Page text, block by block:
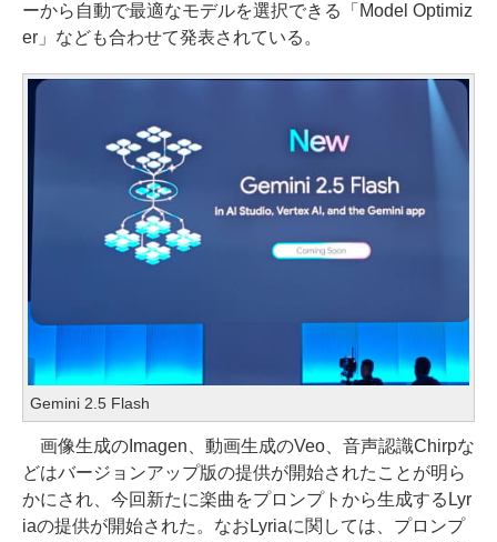
ーから自動で最適なモデルを選択できる「Model Optimiz
er」なども合わせて発表されている。
Gemini 2.5 Flash
画像生成のImagen、動画生成のVeo、音声認識Chirpな
どはバージョンアップ版の提供が開始されたことが明ら
かにされ、今回新たに楽曲をプロンプトから生成するLyr
iaの提供が開始された。なおLyriaに関しては、プロンプ